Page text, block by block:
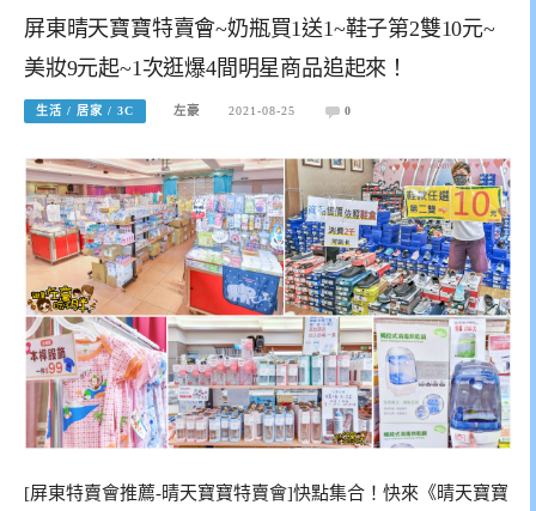
屏東晴天寶寶特賣會~奶瓶買1送1~鞋子第2雙10元~
美妝9元起~1次逛爆4間明星商品追起來！
生活 / 居家 / 3C 左豪 2021-08-25 0
[屏東特賣會推薦-晴天寶寶特賣會]快點集合！快來《晴天寶寶